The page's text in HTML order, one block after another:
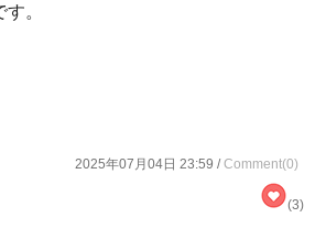
。
2025年07月04日 23:59 /Comment(0)
(3)